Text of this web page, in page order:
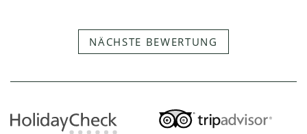
NÄCHSTE BEWERTUNG